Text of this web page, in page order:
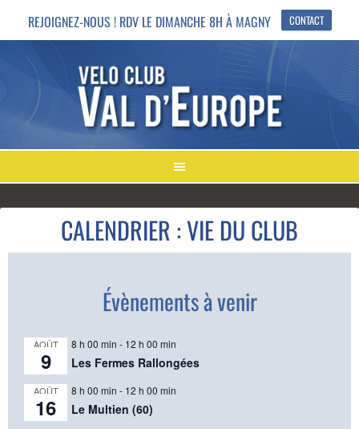
REJOIGNEZ-NOUS ! RDV LE DIMANCHE 8H À MAGNY CONTACT
CALENDRIER : VIE DU CLUB
Évènements à venir
AOÛT
9
8 h 00 min - 12 h 00 min
Les Fermes Rallongées
AOÛT
16
8 h 00 min - 12 h 00 min
Le Multien (60)